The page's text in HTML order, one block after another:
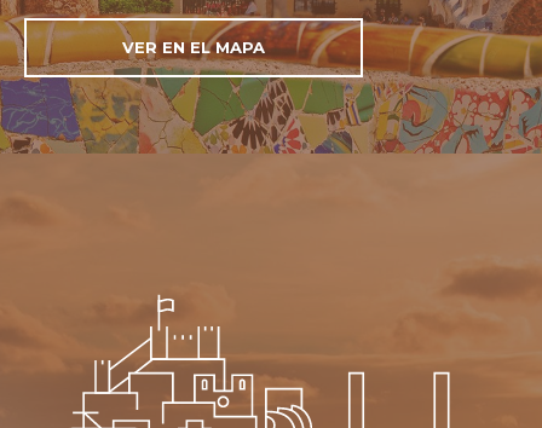
VER EN EL MAPA